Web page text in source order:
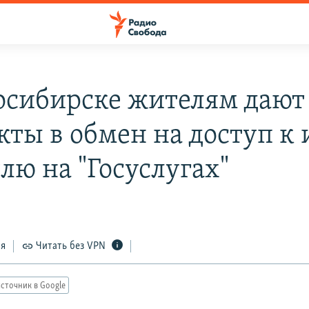
жителям дают
в обмен на доступ к
на "Госуслугах"
Читать без VPN
в Google